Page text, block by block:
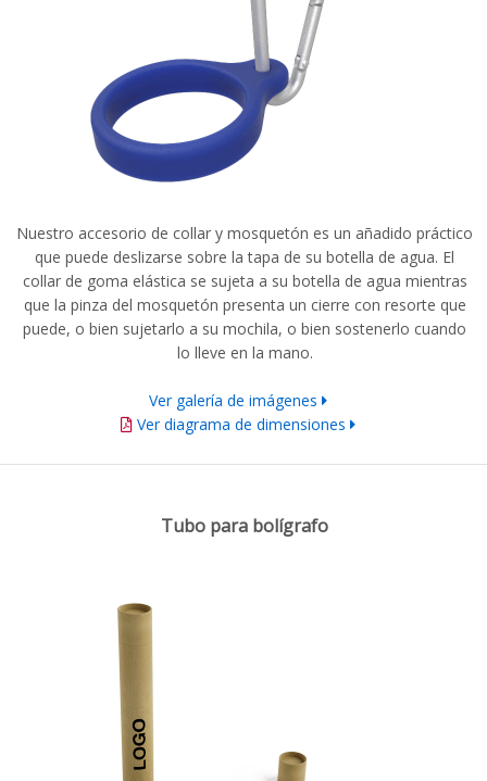
Nuestro accesorio de collar y mosquetón es un añadido práctico
que puede deslizarse sobre la tapa de su botella de agua. El
collar de goma elástica se sujeta a su botella de agua mientras
que la pinza del mosquetón presenta un cierre con resorte que
puede, o bien sujetarlo a su mochila, o bien sostenerlo cuando
lo lleve en la mano.
Ver galería de imágenes
Ver diagrama de dimensiones
Tubo para bolígrafo